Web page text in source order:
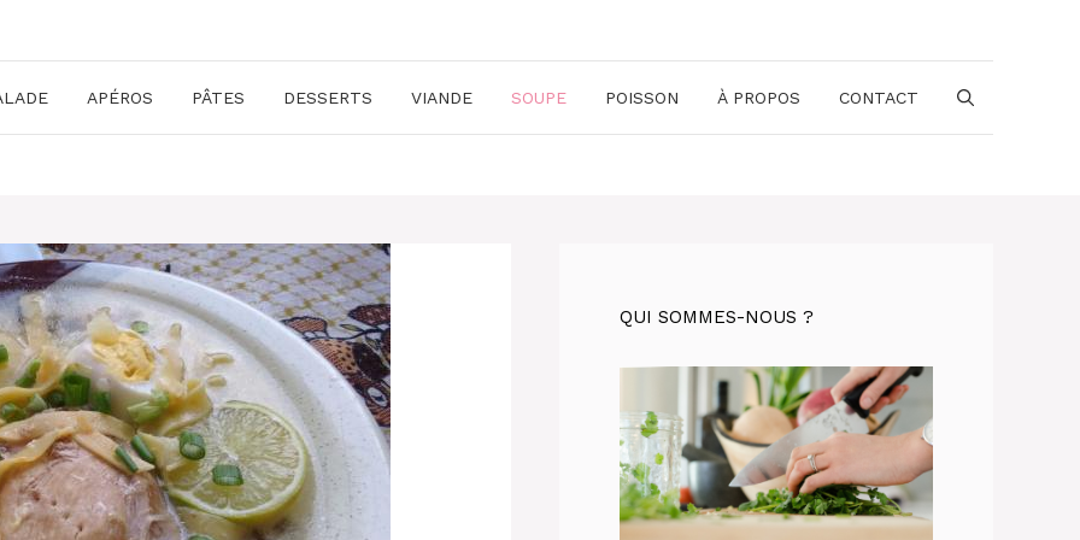
APÉROS PÂTES DESSERTS VIANDE SOUPE POISSON À PROPOS CONTACT
QUI SOMMES-NOUS ?